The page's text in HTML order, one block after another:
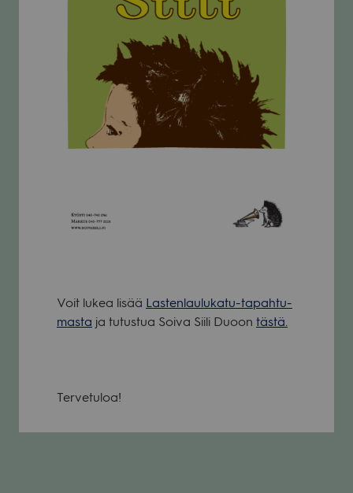
Voit lukea lisää Las­ten­lau­lu­katu-tapah­tu­
masta ja tutus­tua Soiva Siili Duoon tästä.
Ter­ve­tu­loa!